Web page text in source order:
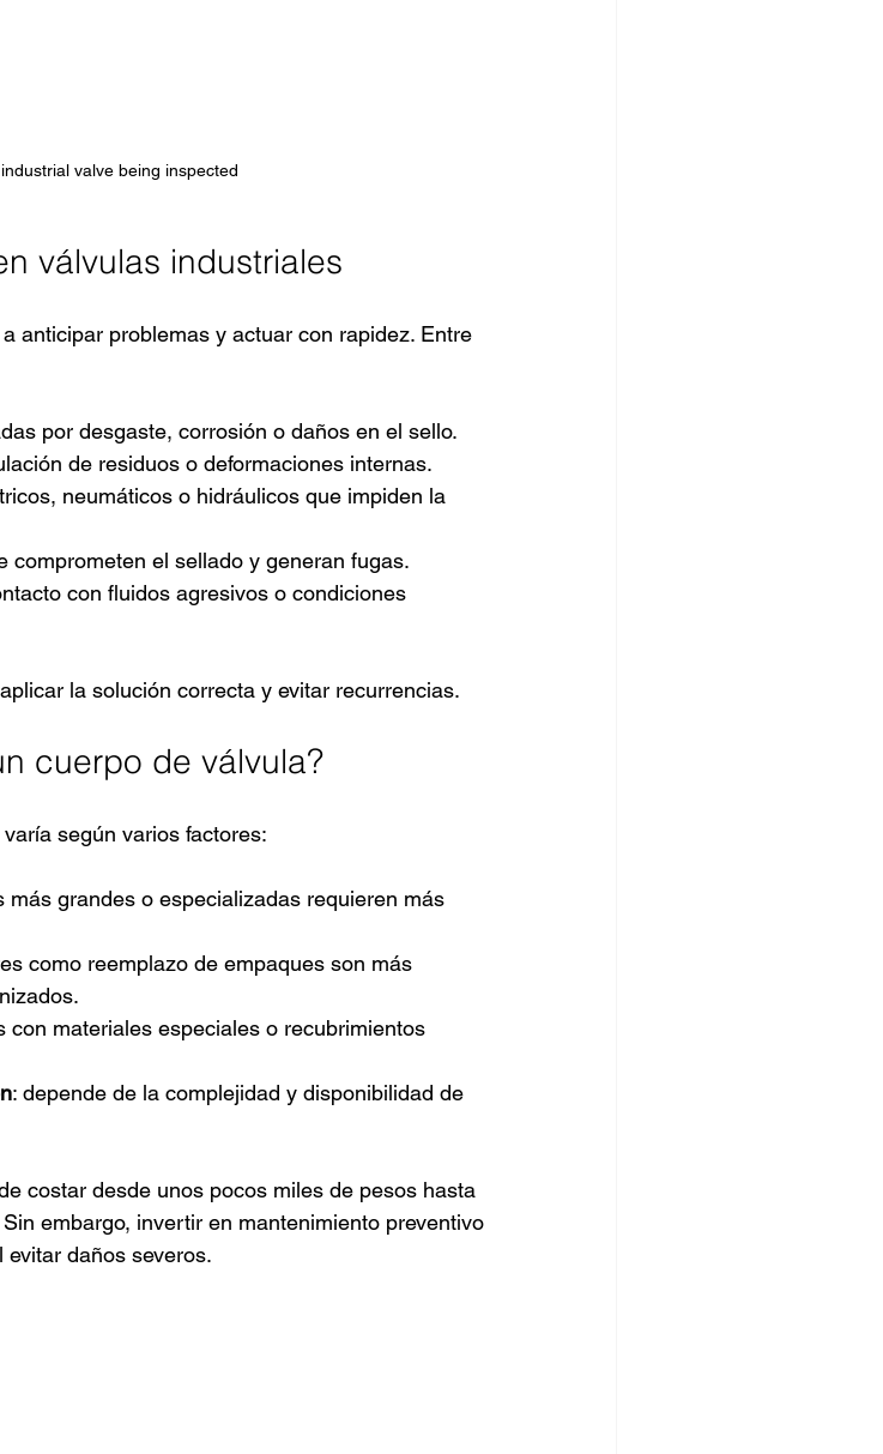
valve being inspected
válvulas industriales
anticipar problemas y actuar con rapidez. Entre
por desgaste, corrosión o daños en el sello.
de residuos o deformaciones internas.
neumáticos o hidráulicos que impiden la
comprometen el sellado y generan fugas.
con fluidos agresivos o condiciones
la solución correcta y evitar recurrencias.
cuerpo de válvula?
según varios factores:
más grandes o especializadas requieren más
como reemplazo de empaques son más
con materiales especiales o recubrimientos
: depende de la complejidad y disponibilidad de
costar desde unos pocos miles de pesos hasta
embargo, invertir en mantenimiento preventivo
daños severos.